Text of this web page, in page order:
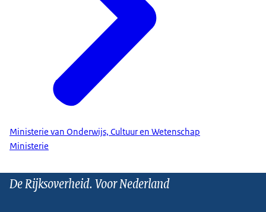
Ministerie van Onderwijs, Cultuur en Wetenschap
Ministerie
De Rijksoverheid. Voor Nederland